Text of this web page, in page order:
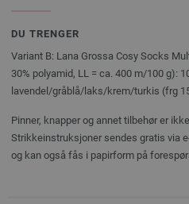
DU TRENGER
Variant B: Lana Grossa Cosy Socks
30% polyamid, LL = ca. 400 m/100 g):
lavendel/gråblå/laks/krem/turkis (frg
Pinner, knapper og annet tilbehør er
Strikkeinstruksjoner sendes gratis via
og kan også fås i papirform på